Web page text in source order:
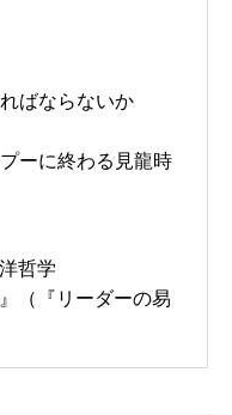
ばならないか
ーに終わる見龍時
哲学
（『リーダーの易